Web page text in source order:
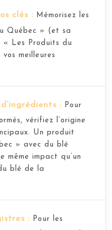
clés : Mémorisez les
Québec » (et sa
Les Produits du
meilleures
: Pour
vérifiez l’origine
Un produit
» avec du blé
même impact qu’un
blé de la
: Pour les